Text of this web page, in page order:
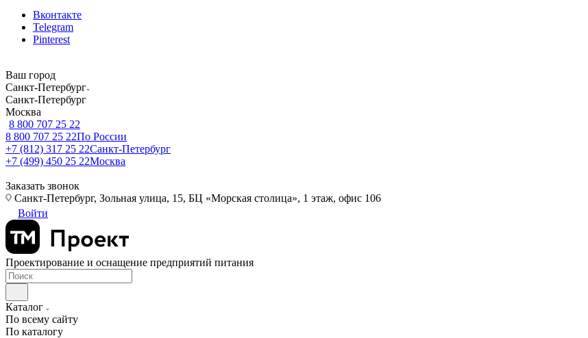
Вконтакте
Telegram
Pinterest
Ваш город
Санкт-Петербург
Санкт-Петербург
Москва
8 800 707 25 22
8 800 707 25 22По России
+7 (812) 317 25 22Санкт-Петербург
+7 (499) 450 25 22Москва
Заказать звонок
Санкт-Петербург, Зольная улица, 15, БЦ «Морская столица», 1 этаж, офис 106
Войти
Проектирование и оснащение предприятий питания
Каталог
По всему сайту
По каталогу